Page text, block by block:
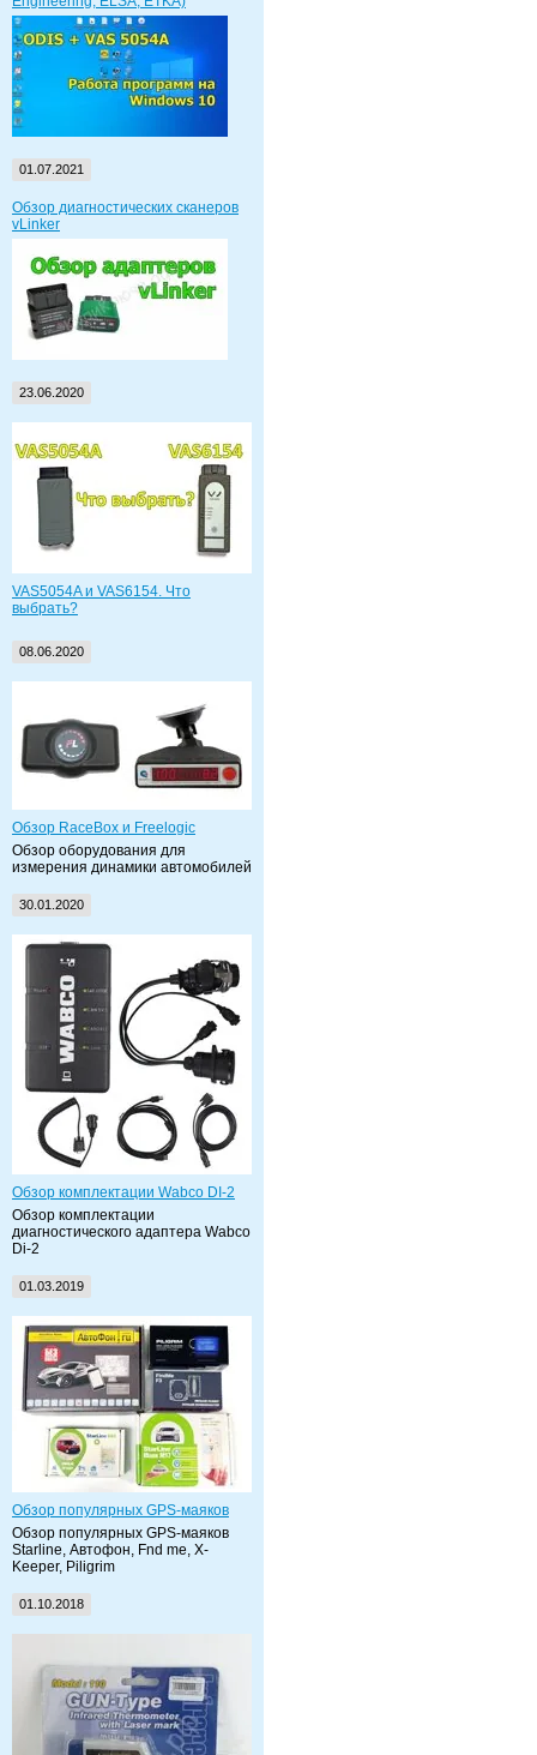
01.07.2021
Обзор диагностических сканеров
vLinker
23.06.2020
VAS5054A и VAS6154. Что
выбрать?
08.06.2020
Обзор RaceBox и Freelogic
Обзор оборудования для
измерения динамики автомобилей
30.01.2020
Обзор комплектации Wabco DI-2
Обзор комплектации
диагностического адаптера Wabco
Di-2
01.03.2019
Обзор популярных GPS-маяков
Обзор популярных GPS-маяков
Starline, Автофон, Fnd me, X-
Keeper, Piligrim
01.10.2018